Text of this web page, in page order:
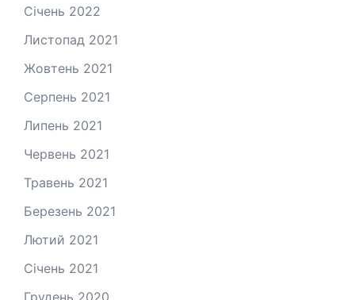
Січень 2022
Листопад 2021
Жовтень 2021
Серпень 2021
Липень 2021
Червень 2021
Травень 2021
Березень 2021
Лютий 2021
Січень 2021
Грудень 2020